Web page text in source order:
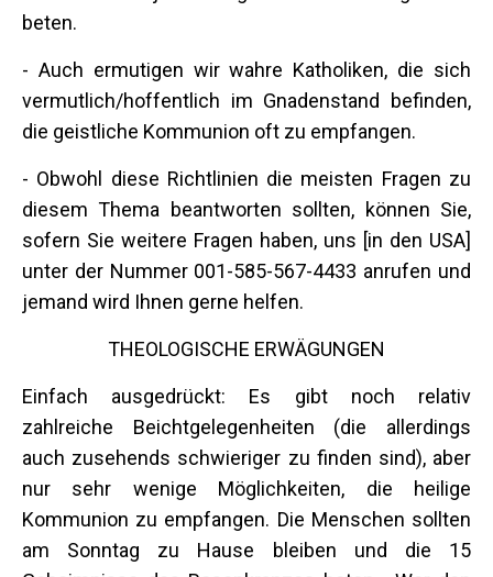
beten.
- Auch ermutigen wir wahre Katholiken, die sich
vermutlich/hoffentlich im Gnadenstand befinden,
die geistliche Kommunion oft zu empfangen.
- Obwohl diese Richtlinien die meisten Fragen zu
diesem Thema beantworten sollten, können Sie,
sofern Sie weitere Fragen haben, uns [in den USA]
unter der Nummer 001-585-567-4433 anrufen und
jemand wird Ihnen gerne helfen.
THEOLOGISCHE ERWÄGUNGEN
Einfach ausgedrückt: Es gibt noch relativ
zahlreiche Beichtgelegenheiten (die allerdings
auch zusehends schwieriger zu finden sind), aber
nur sehr wenige Möglichkeiten, die heilige
Kommunion zu empfangen. Die Menschen sollten
am Sonntag zu Hause bleiben und die 15